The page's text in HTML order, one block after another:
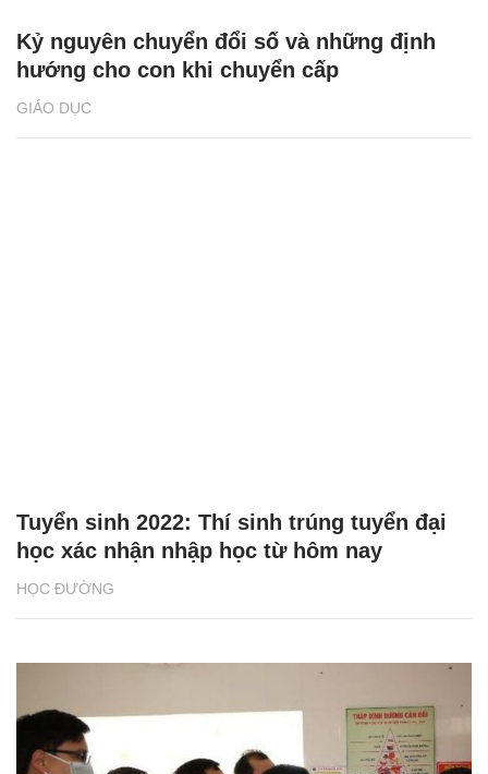
GIÁO DỤC
Kỷ nguyên chuyển đổi số và những định
hướng cho con khi chuyển cấp
HỌC ĐƯỜNG
Tuyển sinh 2022: Thí sinh trúng tuyển đại
học xác nhận nhập học từ hôm nay